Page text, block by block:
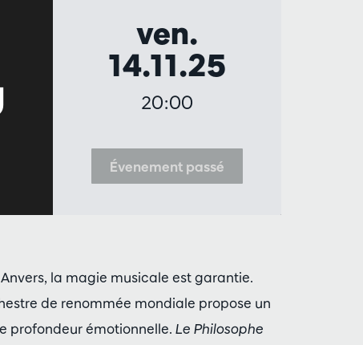
ven.
14.11.25
20:00
Évenement passé
la magie musicale est garantie.
de renommée mondiale propose un
profondeur émotionnelle. Le Philosophe